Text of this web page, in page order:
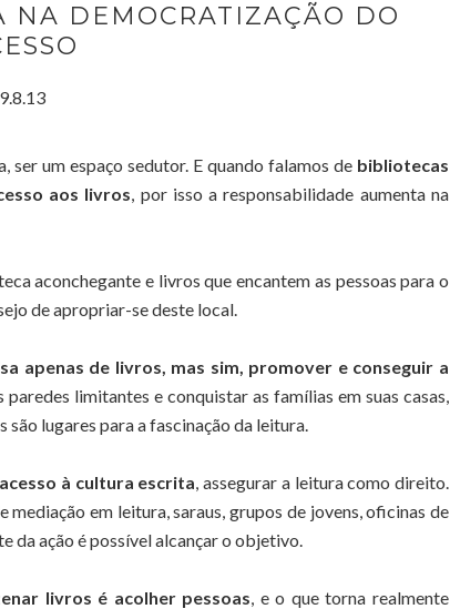
NA DEMOCRATIZAÇÃO DO
9.8.13
um espaço sedutor. E quando falamos de bibliotecas
aos livros, por isso a responsabilidade aumenta na
aconchegante e livros que encantem as pessoas para o
de apropriar-se deste local.
apenas de livros, mas sim, promover e conseguir a
paredes limitantes e conquistar as famílias em suas casas,
são lugares para a fascinação da leitura.
à cultura escrita, assegurar a leitura como direito.
em leitura, saraus, grupos de jovens, oficinas de
da ação é possível alcançar o objetivo.
livros é acolher pessoas, e o que torna realmente